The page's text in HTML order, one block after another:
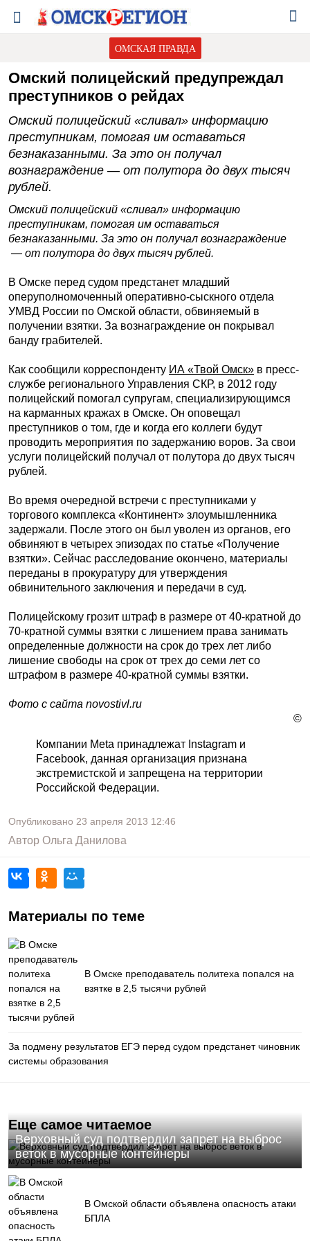
ОМСКАЯ ПРАВДА
Омский полицейский предупреждал
преступников о рейдах
Омский полицейский «сливал» информацию
преступникам, помогая им оставаться
безнаказанными. За это он получал
вознаграждение — от полутора до двух тысяч
рублей.
Омский полицейский «сливал» информацию
преступникам, помогая им оставаться
безнаказанными. За это он получал вознаграждение
— от полутора до двух тысяч рублей.
В Омске перед судом предстанет младший
оперуполномоченный оперативно-сыскного отдела
УМВД России по Омской области, обвиняемый в
получении взятки. За вознаграждение он покрывал
банду грабителей.
Как сообщили корреспонденту ИА «Твой Омск» в пресс-
службе регионального Управления СКР, в 2012 году
полицейский помогал супругам, специализирующимся
на карманных кражах в Омске. Он оповещал
преступников о том, где и когда его коллеги будут
проводить мероприятия по задержанию воров. За свои
услуги полицейский получал от полутора до двух тысяч
рублей.
Во время очередной встречи с преступниками у
торгового комплекса «Континент» злоумышленника
задержали. После этого он был уволен из органов, его
обвиняют в четырех эпизодах по статье «Получение
взятки». Сейчас расследование окончено, материалы
переданы в прокуратуру для утверждения
обвинительного заключения и передачи в суд.
Полицейскому грозит штраф в размере от 40-кратной до
70-кратной суммы взятки с лишением права занимать
определенные должности на срок до трех лет либо
лишение свободы на срок от трех до семи лет со
штрафом в размере 40-кратной суммы взятки.
Фото с сайта novostivl.ru
©
Компании Meta принадлежат Instagram и
Facebook, данная организация признана
экстремистской и запрещена на территории
Российской Федерации.
Опубликовано 23 апреля 2013 12:46
Автор Ольга Данилова
Материалы по теме
В Омске преподаватель политеха попался на
взятке в 2,5 тысячи рублей
За подмену результатов ЕГЭ перед судом предстанет чиновник
системы образования
Еще самое читаемое
Верховный суд подтвердил запрет на выброс
веток в мусорные контейнеры
В Омской области объявлена опасность атаки
БПЛА